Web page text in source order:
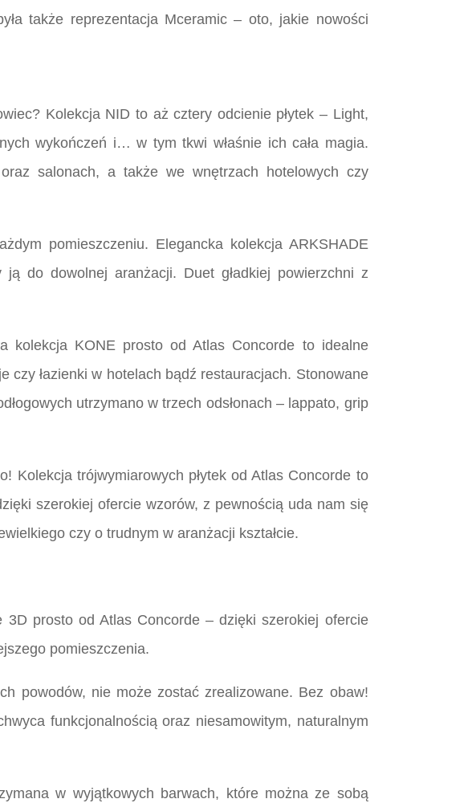
także reprezentacja Mceramic – oto, jakie nowości
Kolekcja NID to aż cztery odcienie płytek – Light,
wykończeń i… w tym tkwi właśnie ich cała magia.
salonach, a także we wnętrzach hotelowych czy
pomieszczeniu. Elegancka kolekcja ARKSHADE
do dowolnej aranżacji. Duet gładkiej powierzchni z
kolekcja KONE prosto od Atlas Concorde to idealne
łazienki w hotelach bądź restauracjach. Stonowane
utrzymano w trzech odsłonach – lappato, grip
Kolekcja trójwymiarowych płytek od Atlas Concorde to
szerokiej ofercie wzorów, z pewnością uda nam się
czy o trudnym w aranżacji kształcie.
3D prosto od Atlas Concorde – dzięki szerokiej ofercie
pomieszczenia.
powodów, nie może zostać zrealizowane. Bez obaw!
funkcjonalnością oraz niesamowitym, naturalnym
w wyjątkowych barwach, które można ze sobą